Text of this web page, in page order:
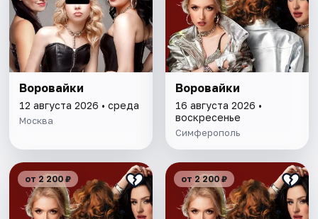
Воровайки
12 августа 2026 • среда
Москва
Воровайки
16 августа 2026 •
воскресенье
Симферополь
от 2 200 ₽ от 2 200 ₽